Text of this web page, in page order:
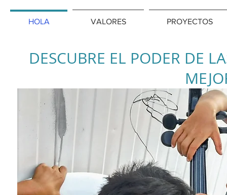
HOLA VALORES PROYECTOS
DESCUBRE EL PODER DE